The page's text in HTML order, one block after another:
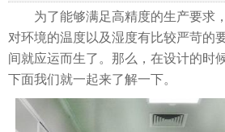
为了能够满足高精度的生产要求
对环境的温度以及湿度有比较严苛的
间就应运而生了。那么，在设计的时
下面我们就一起来了解一下。